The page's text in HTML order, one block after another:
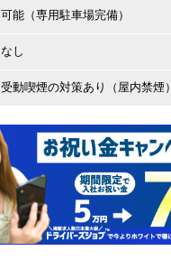
可能（専用駐車場完備）
なし
受動喫煙の対策あり（屋内禁煙）